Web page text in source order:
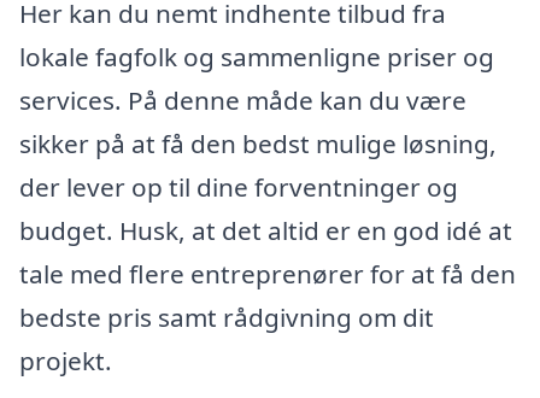
Her kan du nemt indhente tilbud fra
lokale fagfolk og sammenligne priser og
services. På denne måde kan du være
sikker på at få den bedst mulige løsning,
der lever op til dine forventninger og
budget. Husk, at det altid er en god idé at
tale med flere entreprenører for at få den
bedste pris samt rådgivning om dit
projekt.